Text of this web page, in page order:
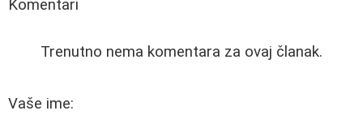
Komentari
Trenutno nema komentara za ovaj članak.
Vaše ime: